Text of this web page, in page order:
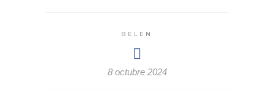
BELEN
8 octubre 2024